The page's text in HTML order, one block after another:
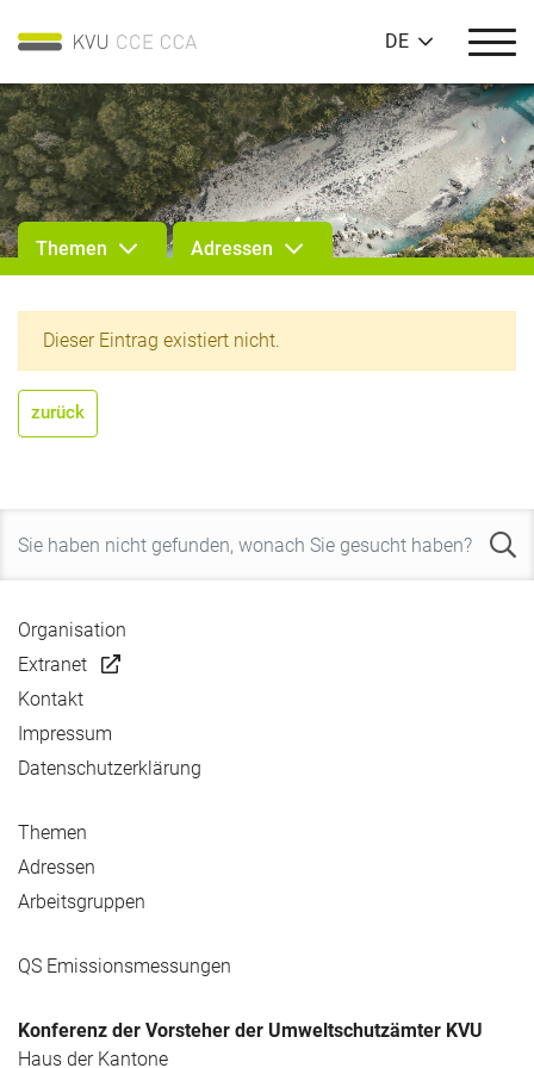
DE
Themen Adressen
Dieser Eintrag existiert nicht.
zurück
Organisation
Extranet
Kontakt
Impressum
Datenschutzerklärung
Themen
Adressen
Arbeitsgruppen
QS Emissionsmessungen
Konferenz der Vorsteher der Umweltschutzämter KVU
Haus der Kantone